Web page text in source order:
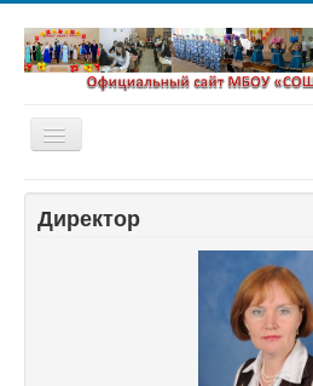
Включить/
выключить
Главная
Новости
Директор